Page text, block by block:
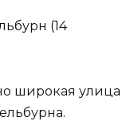
(14
широкая улица